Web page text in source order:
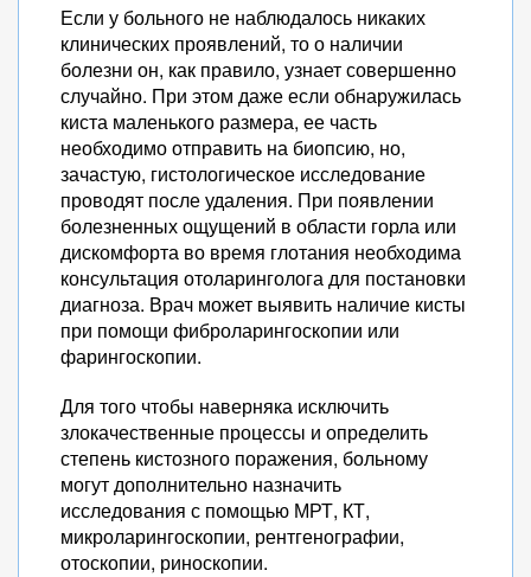
Если у больного не наблюдалось никаких
клинических проявлений, то о наличии
болезни он, как правило, узнает совершенно
случайно. При этом даже если обнаружилась
киста маленького размера, ее часть
необходимо отправить на биопсию, но,
зачастую, гистологическое исследование
проводят после удаления. При появлении
болезненных ощущений в области горла или
дискомфорта во время глотания необходима
консультация отоларинголога для постановки
диагноза. Врач может выявить наличие кисты
при помощи фиброларингоскопии или
фарингоскопии.
Для того чтобы наверняка исключить
злокачественные процессы и определить
степень кистозного поражения, больному
могут дополнительно назначить
исследования с помощью МРТ, КТ,
микроларингоскопии, рентгенографии,
отоскопии, риноскопии.